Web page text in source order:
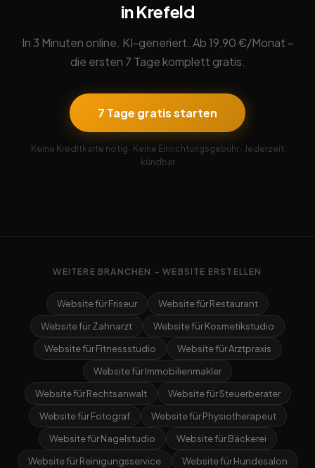
in Krefeld
In 3 Minuten online. KI-generiert. Ab 19,90 €/Monat –
die ersten 7 Tage komplett gratis.
7 Tage gratis starten
Keine Kreditkarte nötig · Keine Einrichtungsgebühr · Jederzeit
kündbar
WEITERE BRANCHEN – WEBSITE ERSTELLEN
Website für Friseur
Website für Restaurant
Website für Zahnarzt
Website für Kosmetikstudio
Website für Fitnessstudio
Website für Arztpraxis
Website für Immobilienmakler
Website für Rechtsanwalt
Website für Steuerberater
Website für Fotograf
Website für Physiotherapeut
Website für Nagelstudio
Website für Bäckerei
Website für Reinigungsservice
Website für Hundesalon